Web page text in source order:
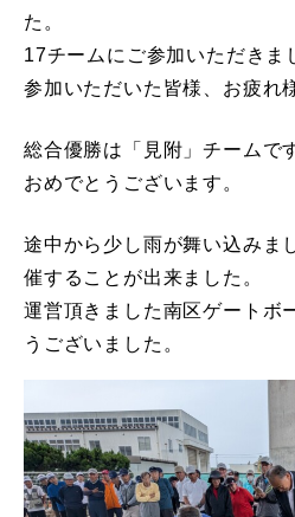
た。
17チームにご参加いただきま
参加いただいた皆様、お疲れ
総合優勝は「見附」チームで
おめでとうございます。
途中から少し雨が舞い込みま
催することが出来ました。
運営頂きました南区ゲートボ
うございました。